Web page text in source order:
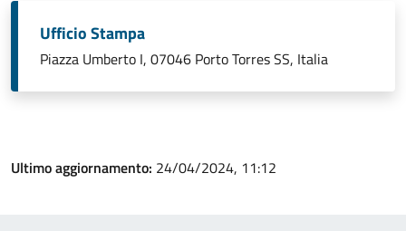
Ufficio Stampa
Piazza Umberto I, 07046 Porto Torres SS, Italia
Ultimo aggiornamento: 24/04/2024, 11:12